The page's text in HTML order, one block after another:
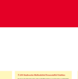
for: